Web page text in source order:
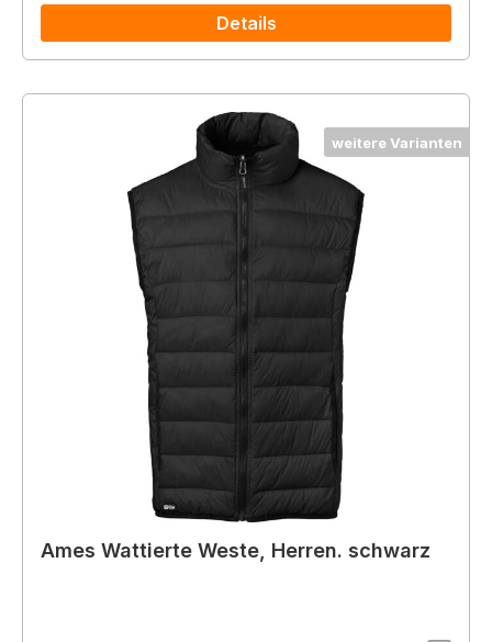
Details
weitere Varianten
Ames Wattierte Weste, Herren. schwarz